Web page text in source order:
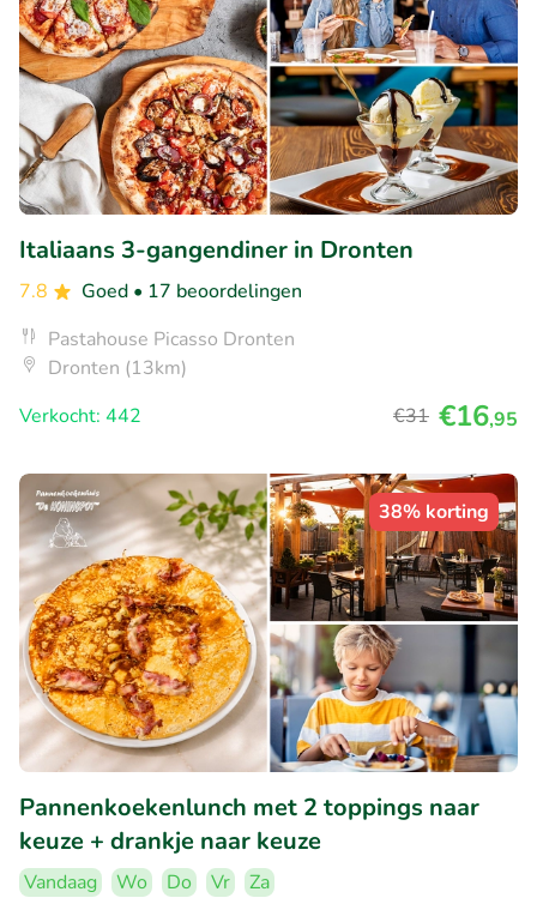
Italiaans 3-gangendiner in Dronten
7.8 Goed • 17 beoordelingen
Pastahouse Picasso Dronten
Dronten (13km)
Verkocht: 442
€31 €16,95
38% korting
Pannenkoekenlunch met 2 toppings naar
keuze + drankje naar keuze
Vandaag Wo Do Vr
Za